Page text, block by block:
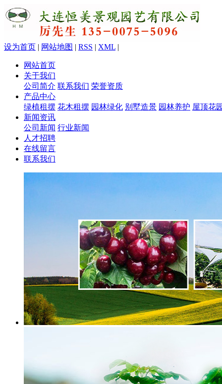
设为首页 | 网站地图 | RSS | XML |
网站首页
关于我们
公司简介 联系我们 荣誉资质
产品中心
绿植租摆 花木租摆 园林绿化 别墅造景 园林养护 屋顶花
新闻资讯
公司新闻 行业新闻
人才招聘
在线留言
联系我们